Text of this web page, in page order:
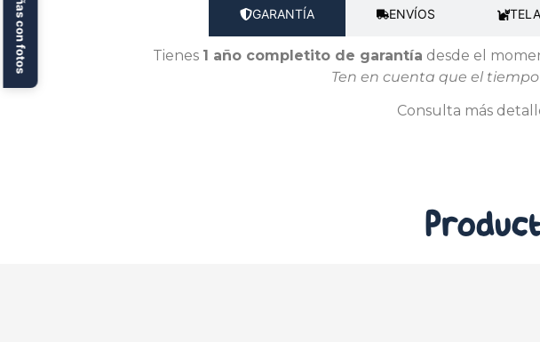
GARANTÍA ENVÍOS
Tienes 1 año completito de garantía desde el
Ten en cuenta que el
Consulta más
Reseñas con fotos